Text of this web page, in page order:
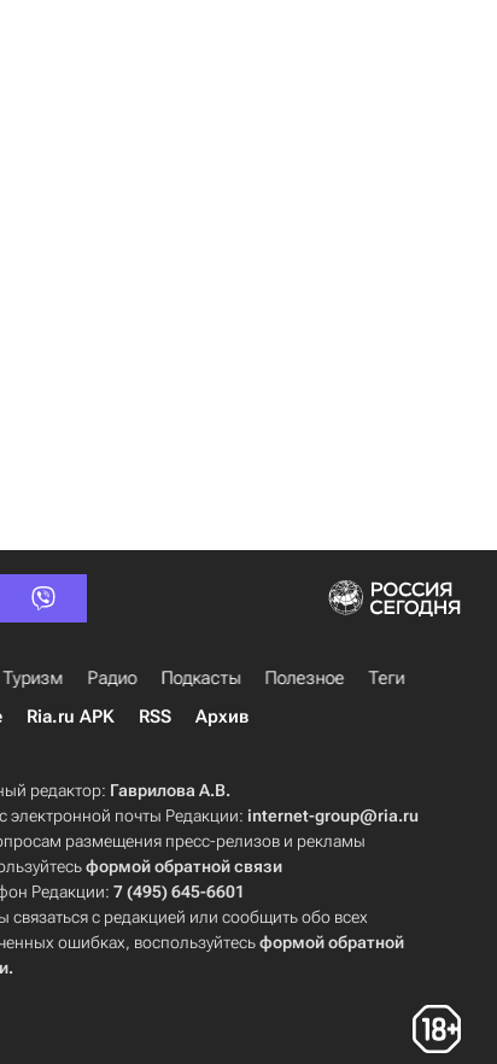
Туризм Радио Подкасты Полезное
Теги
Ria.ru APK RSS Архив
редактор: Гаврилова А.В.
электронной почты Редакции:internet-group@ria.ru
размещения пресс-релизов и рекламы
формой обратной связи
Редакции:7 (495) 645-6601
связаться с редакцией или сообщить обо всех
ошибках, воспользуйтесьформой обратной
.